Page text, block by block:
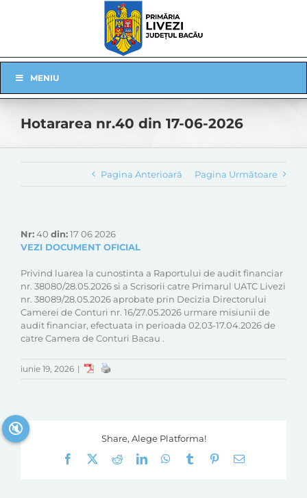
Navigation
MENIU
Hotararea nr.40 din 17-06-2026
Pagina Anterioară Pagina Următoare
Nr:40 din:17 06 2026
VEZI DOCUMENT OFICIAL
Privind luarea la cunostinta a Raportului de audit financiar
nr. 38080/28.05.2026 si a Scrisorii catre Primarul UATC Livezi
nr. 38089/28.05.2026 aprobate prin Decizia Directorului
Camerei de Conturi nr. 16/27.05.2026 urmare misiunii de
audit financiar, efectuata in perioada 02.03-17.04.2026 de
catre Camera de Conturi Bacau .
iunie 19, 2026 |
Share, Alege Platforma!
Facebook
RedditLinkedInWhatsApp
Tumblr Pinterest
E-
🔇